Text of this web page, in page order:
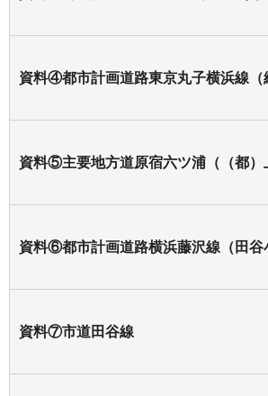
資料④都市計画道路東京丸子横浜線（
資料⑤主要地方道原宿六ツ浦（（都）
資料⑥都市計画道路横浜藤沢線（田谷
資料⑦市道田谷線